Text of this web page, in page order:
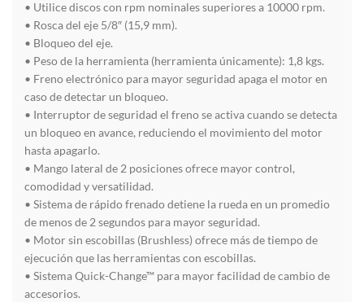
• Utilice discos con rpm nominales superiores a 10000 rpm.
• Rosca del eje 5/8″ (15,9 mm).
• Bloqueo del eje.
• Peso de la herramienta (herramienta únicamente): 1,8 kgs.
• Freno electrónico para mayor seguridad apaga el motor en
caso de detectar un bloqueo.
• Interruptor de seguridad el freno se activa cuando se detecta
un bloqueo en avance, reduciendo el movimiento del motor
hasta apagarlo.
• Mango lateral de 2 posiciones ofrece mayor control,
comodidad y versatilidad.
• Sistema de rápido frenado detiene la rueda en un promedio
de menos de 2 segundos para mayor seguridad.
• Motor sin escobillas (Brushless) ofrece más de tiempo de
ejecución que las herramientas con escobillas.
• Sistema Quick-Change™ para mayor facilidad de cambio de
accesorios.